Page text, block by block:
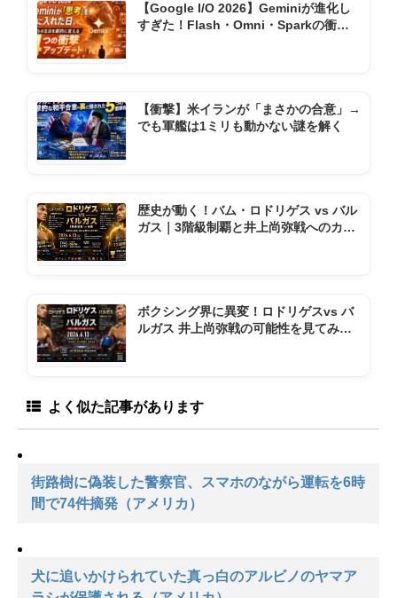
【Google I/O 2026】Geminiが進化し
すぎた！Flash・Omni・Sparkの衝撃
【衝撃】米イランが「まさかの合意」→
でも軍艦は1ミリも動かない謎を解く
歴史が動く！バム・ロドリゲス vs バル
ガス｜3階級制覇と井上尚弥戦へのカウ
ボクシング界に異変！ロドリゲスvs バ
ルガス 井上尚弥戦の可能性を見てみよ
よく似た記事があります
街路樹に偽装した警察官、スマホのながら運転を6時
間で74件摘発（アメリカ）
犬に追いかけられていた真っ白のアルビノのヤマア